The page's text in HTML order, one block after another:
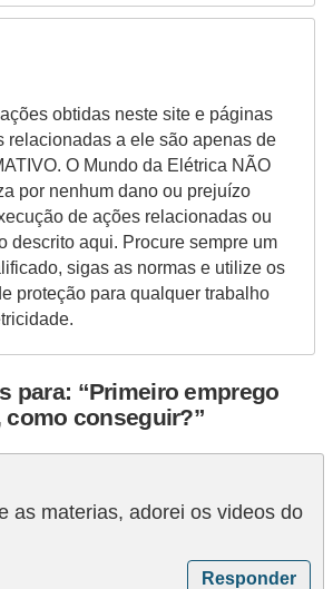
obtidas neste site e páginas
relacionadas a ele são apenas de
O Mundo da Elétrica NÃO
por nenhum dano ou prejuízo
de ações relacionadas ou
descrito aqui. Procure sempre um
sigas as normas e utilize os
proteção para qualquer trabalho
para: “Primeiro emprego
como conseguir?”
as materias, adorei os videos do
Responder